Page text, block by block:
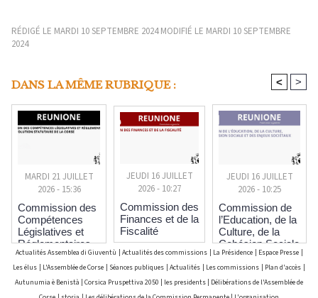
RÉDIGÉ LE MARDI 10 SEPTEMBRE 2024 MODIFIÉ LE MARDI 10 SEPTEMBRE
2024
DANS LA MÊME RUBRIQUE : < >
MARDI 21 JUILLET
2026 - 15:36
Commission des
Compétences
Législatives et
Réglementaires
et pour l’Evolution
Statutaire de la
Corse
JEUDI 16 JUILLET
2026 - 10:27
Commission des
Finances et de la
Fiscalité
JEUDI 16 JUILLET
2026 - 10:25
Commission de
l’Education, de la
Culture, de la
Cohésion Sociale
et des Enjeux
Sociétaux
Actualités Assemblea di Giuventù | Actualités des commissions | La Présidence | Espace Presse |
Les élus | L'Assemblée de Corse | Séances publiques | Actualités | Les commissions | Plan d'accès |
Autunumia è Benistà | Corsica Pruspettiva 2050 | les presidents | Délibérations de l'Assemblée de